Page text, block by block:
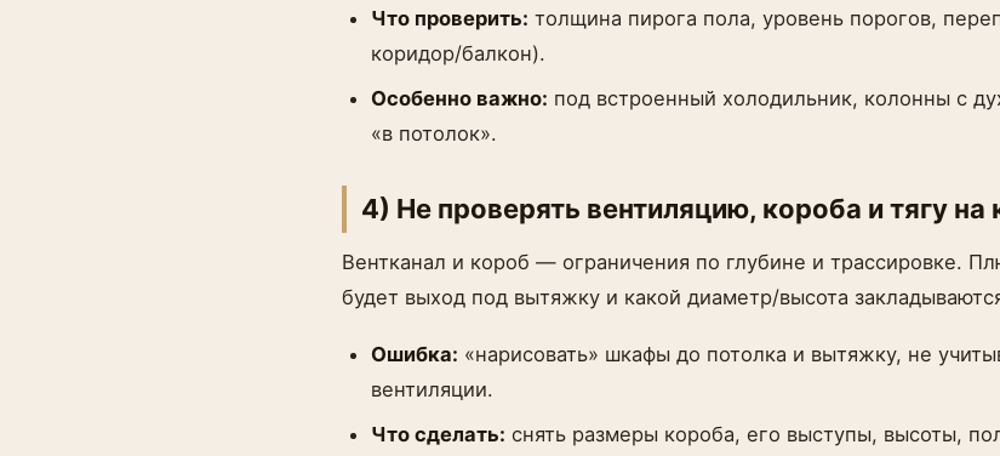
Что проверить: толщина пирога пола, уровень порогов,
коридор/балкон).
Особенно важно: под встроенный холодильник, колонны с
«в потолок».
4) Не проверять вентиляцию, короба и тягу на
Вентканал и короб — ограничения по глубине и трассировке.
будет выход под вытяжку и какой диаметр/высота
Ошибка: «нарисовать» шкафы до потолка и вытяжку, не
вентиляции.
Что сделать: снять размеры короба, его выступы, высоты,